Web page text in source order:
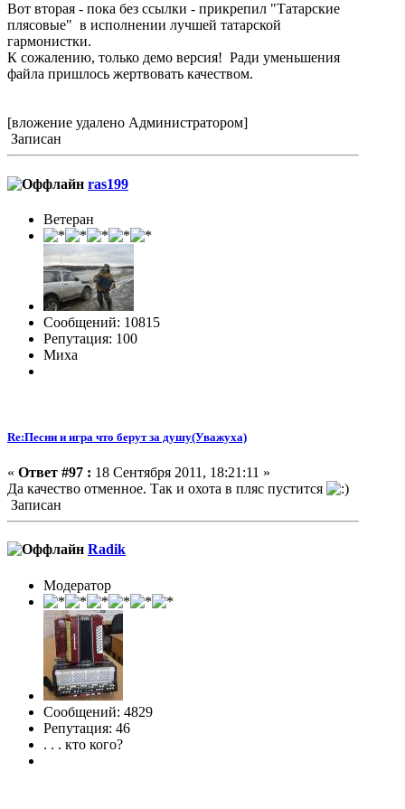
Вот вторая - пока без ссылки - прикрепил "Татарские
плясовые" в исполнении лучшей татарской
гармонистки.
К сожалению, только демо версия! Ради уменьшения
файла пришлось жертвовать качеством.
[вложение удалено Администратором]
Записан
ras199
Ветеран
Сообщений: 10815
Репутация: 100
Миха
Re:Песни и игра что берут за душу(Уважуха)
« Ответ #97 : 18 Сентября 2011, 18:21:11 »
Да качество отменное. Так и охота в пляс пустится
Записан
Radik
Модератор
Сообщений: 4829
Репутация: 46
. . . кто кого?